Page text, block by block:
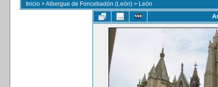
Inicio >Albergue de Foncebadón (León) > León